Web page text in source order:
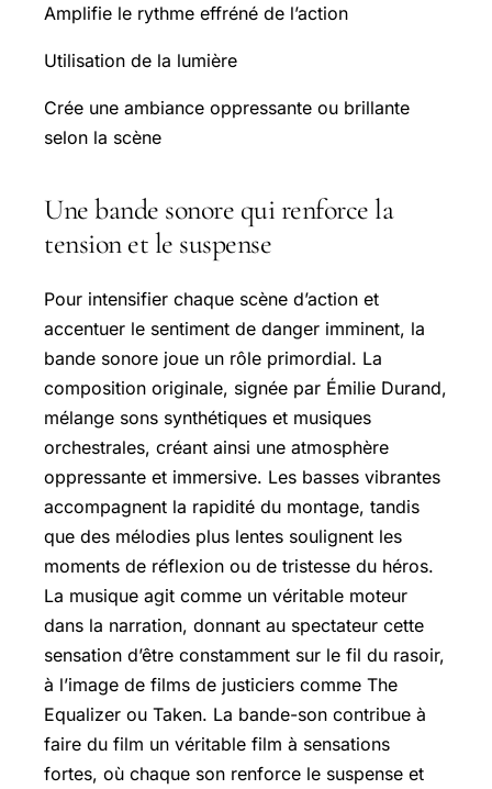
Amplifie le rythme effréné de l’action
Utilisation de la lumière
Crée une ambiance oppressante ou brillante
selon la scène
Une bande sonore qui renforce la
tension et le suspense
Pour intensifier chaque scène d’action et
accentuer le sentiment de danger imminent, la
bande sonore joue un rôle primordial. La
composition originale, signée par Émilie Durand,
mélange sons synthétiques et musiques
orchestrales, créant ainsi une atmosphère
oppressante et immersive. Les basses vibrantes
accompagnent la rapidité du montage, tandis
que des mélodies plus lentes soulignent les
moments de réflexion ou de tristesse du héros.
La musique agit comme un véritable moteur
dans la narration, donnant au spectateur cette
sensation d’être constamment sur le fil du rasoir,
à l’image de films de justiciers comme The
Equalizer ou Taken. La bande-son contribue à
faire du film un véritable film à sensations
fortes, où chaque son renforce le suspense et